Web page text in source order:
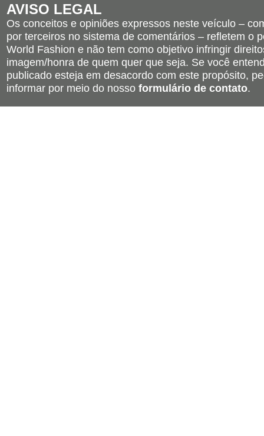
AVISO LEGAL
Os conceitos e opiniões expressos neste veículo –
por terceiros no sistema de comentários – refletem o
World Fashion e não tem como objetivo infringir
imagem/honra de quem quer que seja. Se você
publicado esteja em desacordo com este propósito,
informar por meio do nosso formulário de contato.